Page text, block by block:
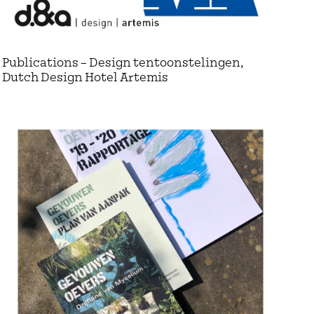
Publications – Design tentoonstelingen,
Dutch Design Hotel Artemis